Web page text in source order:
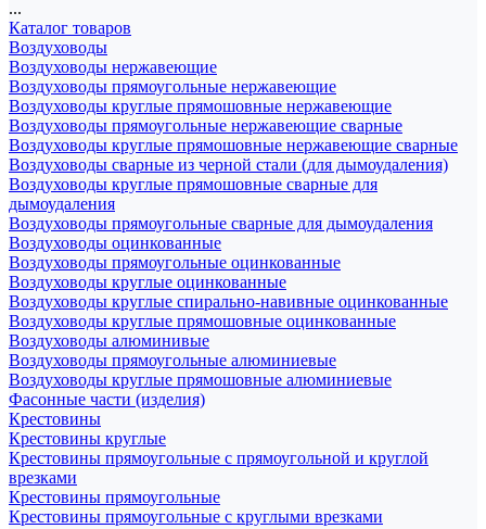
...
Каталог товаров
Воздуховоды
Воздуховоды нержавеющие
Воздуховоды прямоугольные нержавеющие
Воздуховоды круглые прямошовные нержавеющие
Воздуховоды прямоугольные нержавеющие сварные
Воздуховоды круглые прямошовные нержавеющие сварные
Воздуховоды сварные из черной стали (для дымоудаления)
Воздуховоды круглые прямошовные сварные для
дымоудаления
Воздуховоды прямоугольные сварные для дымоудаления
Воздуховоды оцинкованные
Воздуховоды прямоугольные оцинкованные
Воздуховоды круглые оцинкованные
Воздуховоды круглые спирально-навивные оцинкованные
Воздуховоды круглые прямошовные оцинкованные
Воздуховоды алюминивые
Воздуховоды прямоугольные алюминиевые
Воздуховоды круглые прямошовные алюминиевые
Фасонные части (изделия)
Крестовины
Крестовины круглые
Крестовины прямоугольные с прямоугольной и круглой
врезками
Крестовины прямоугольные
Крестовины прямоугольные с круглыми врезками